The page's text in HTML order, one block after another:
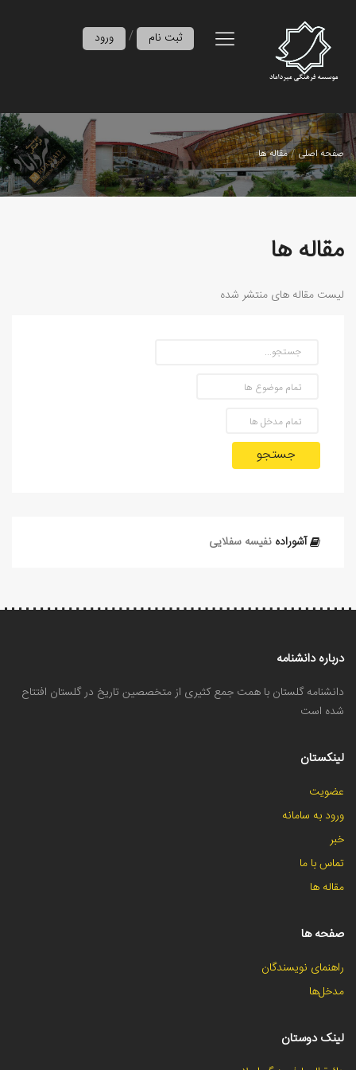
ورود / ثبت نام
صفحه اصلی مقاله ها
مقاله ها
لیست مقاله های منتشر شده
جستجو
آشوراده نفیسه سفلایی
درباره دانشنامه
دانشنامه گلستان با همت جمع کثیری از متخصصین تاریخ در گلستان افتتاح
شده است
لینکستان
عضویت
ورود به سامانه
خبر
تماس با ما
مقاله ها
صفحه ها
راهنمای نویسندگان
مدخل‌ها
لینک دوستان